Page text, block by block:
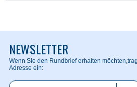
NEWSLETTER
Wenn Sie den Rundbrief erhalten möchten,
Adresse ein: